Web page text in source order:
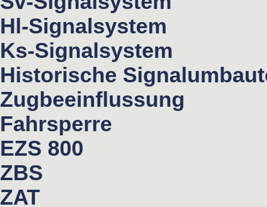
Hl-Signalsystem
Ks-Signalsystem
Historische
Zugbeeinflussung
Fahrsperre
EZS 800
ZBS
ZAT